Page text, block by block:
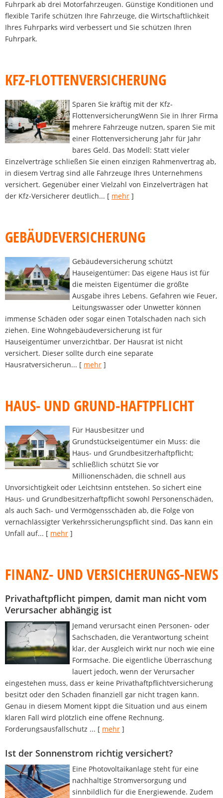
Fuhrpark ab drei Motorfahrzeugen. Günstige Konditionen und
flexible Tarife schützen Ihre Fahrzeuge, die Wirtschaftlichkeit
Ihres Fuhrparks wird verbessert und Sie schützen Ihren
Fuhrpark.
KFZ-FLOTTENVERSICHERUNG
Sparen Sie kräftig mit der Kfz-
FlottenversicherungWenn Sie in Ihrer Firma
mehrere Fahrzeuge nutzen, sparen Sie mit
einer Flottenversicherung Jahr für Jahr
bares Geld. Das Modell: Statt vieler
Einzelverträge schließen Sie einen einzigen Rahmenvertrag ab,
in diesem Vertrag sind alle Fahrzeuge Ihres Unternehmens
versichert. Gegenüber einer Vielzahl von Einzelverträgen hat
der Kfz-Versicherer deutlich... [ mehr ]
GEBÄUDEVERSICHERUNG
Gebäudeversicherung schützt
Hauseigentümer: Das eigene Haus ist für
die meisten Eigentümer die größte
Ausgabe ihres Lebens. Gefahren wie Feuer,
Leitungswasser oder Unwetter können
immense Schäden oder sogar einen Totalschaden nach sich
ziehen. Eine Wohngebäudeversicherung ist für
Hauseigentümer unverzichtbar. Der Hausrat ist nicht
versichert. Dieser sollte durch eine separate
Hausratversicherun... [ mehr ]
HAUS- UND GRUND-HAFTPFLICHT
Für Hausbesitzer und
Grundstückseigentümer ein Muss: die
Haus- und Grundbesitzerhaftpflicht;
schließlich schützt Sie vor
Millionenschäden, die schnell aus
Unvorsichtigkeit oder Leichtsinn entstehen. So sichert eine
Haus- und Grundbesitzerhaftpflicht sowohl Personenschäden,
als auch Sach- und Vermögensschäden ab, die Folge von
vernachlässigter Verkehrssicherungspflicht sind. Das kann ein
Unfall auf... [ mehr ]
FINANZ- UND VERSICHERUNGS-NEWS
Privathaftpflicht pimpen, damit man nicht vom
Verursacher abhängig ist
Jemand verursacht einen Personen- oder
Sachschaden, die Verantwortung scheint
klar, der Ausgleich wirkt nur noch wie eine
Formsache. Die eigentliche Überraschung
lauert jedoch, wenn der Verursacher
eingestehen muss, dass er keine Privathaftpflichtversicherung
besitzt oder den Schaden finanziell gar nicht tragen kann.
Genau in diesem Moment kippt die Situation und aus einem
klaren Fall wird plötzlich eine offene Rechnung.
Forderungsausfallschutz ... [ mehr ]
Ist der Sonnenstrom richtig versichert?
Eine Photovoltaikanlage steht für eine
nachhaltige Stromversorgung und
sinnbildlich für die Energiewende. Zudem